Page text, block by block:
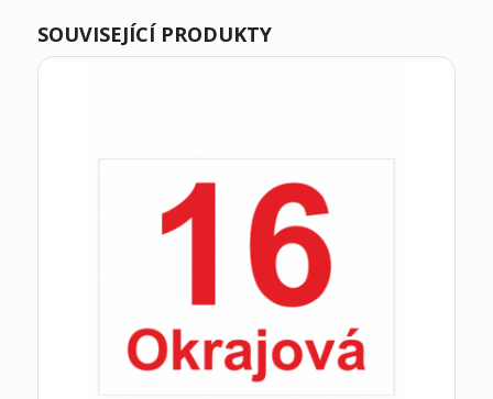
SOUVISEJÍCÍ PRODUKTY